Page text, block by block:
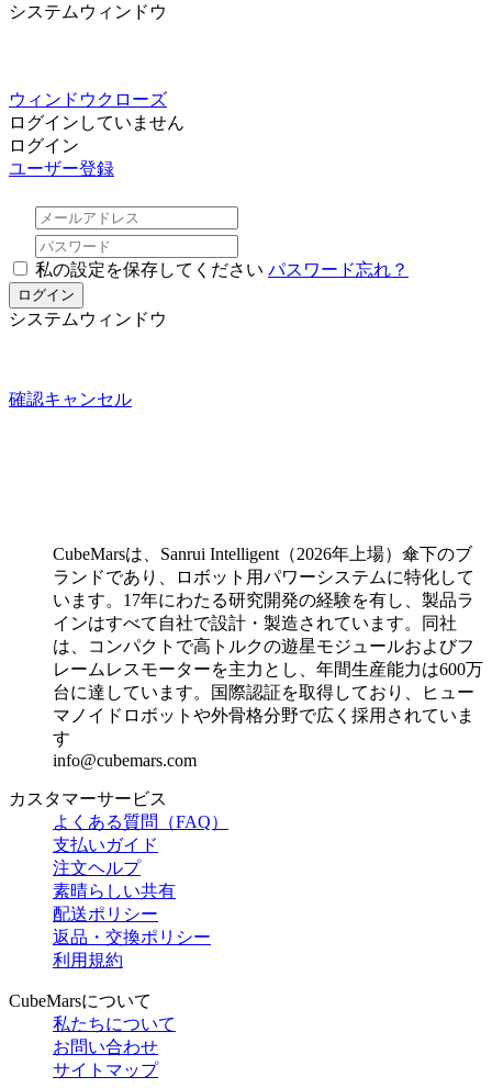
システムウィンドウ
ウィンドウクローズ
ログインしていません
ログイン
ユーザー登録
私の設定を保存してください パスワード忘れ？
システムウィンドウ
確認キャンセル
CubeMarsは、Sanrui Intelligent（2026年上場）傘下のブ
ランドであり、ロボット用パワーシステムに特化して
います。17年にわたる研究開発の経験を有し、製品ラ
インはすべて自社で設計・製造されています。同社
は、コンパクトで高トルクの遊星モジュールおよびフ
レームレスモーターを主力とし、年間生産能力は600万
台に達しています。国際認証を取得しており、ヒュー
マノイドロボットや外骨格分野で広く採用されていま
す
info@cubemars.com
カスタマーサービス
よくある質問（FAQ）
支払いガイド
注文ヘルプ
素晴らしい共有
配送ポリシー
返品・交換ポリシー
利用規約
CubeMarsについて
私たちについて
お問い合わせ
サイトマップ